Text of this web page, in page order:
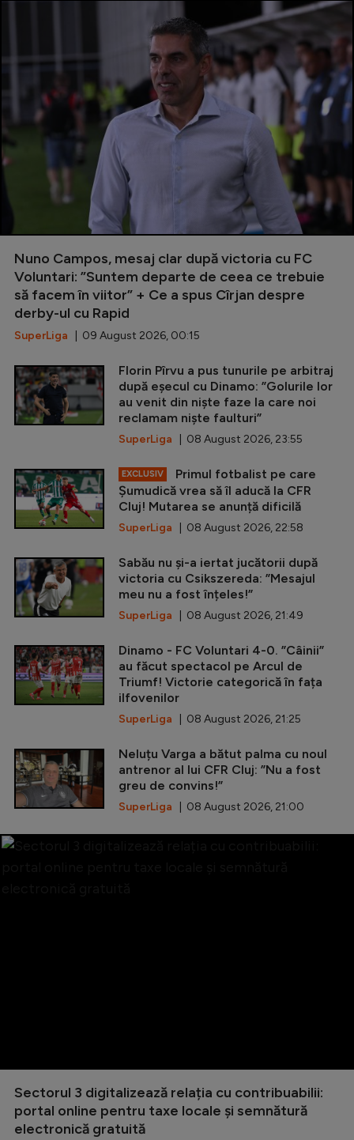
Nuno Campos, mesaj clar după victoria cu FC
Voluntari: ”Suntem departe de ceea ce trebuie
să facem în viitor” + Ce a spus Cîrjan despre
derby-ul cu Rapid
SuperLiga | 09 August 2026, 00:15
Florin Pîrvu a pus tunurile pe arbitraj
după eșecul cu Dinamo: ”Golurile lor
au venit din niște faze la care noi
reclamam niște faulturi”
SuperLiga | 08 August 2026, 23:55
EXCLUSIV
Primul fotbalist pe care
Șumudică vrea să îl aducă la CFR
Cluj! Mutarea se anunță dificilă
SuperLiga | 08 August 2026, 22:58
Sabău nu și-a iertat jucătorii după
victoria cu Csikszereda: ”Mesajul
meu nu a fost înțeles!”
SuperLiga | 08 August 2026, 21:49
Dinamo - FC Voluntari 4-0. ”Câinii”
au făcut spectacol pe Arcul de
Triumf! Victorie categorică în fața
ilfovenilor
SuperLiga | 08 August 2026, 21:25
Neluțu Varga a bătut palma cu noul
antrenor al lui CFR Cluj: ”Nu a fost
greu de convins!”
SuperLiga | 08 August 2026, 21:00
Sectorul 3 digitalizează relația cu contribuabilii:
portal online pentru taxe locale și semnătură
electronică gratuită